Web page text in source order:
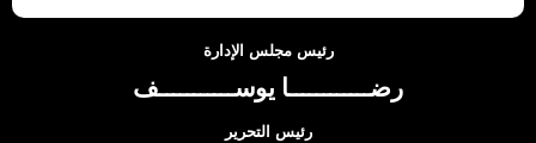
رئيس مجلس الإدارة
رضــــــــــــا يوســـــــــــف
رئيس التحرير